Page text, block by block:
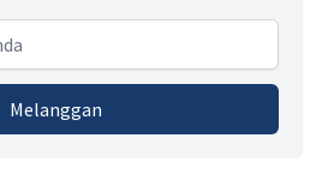
Melanggan